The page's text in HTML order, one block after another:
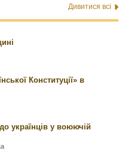
Дивитися всі
Конституції» в
українців у воюючій